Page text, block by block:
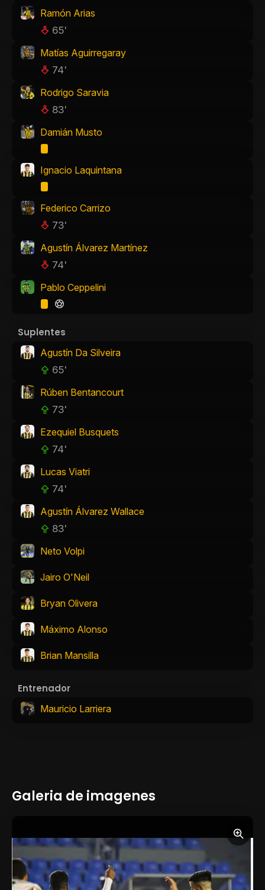
Ramón Arias
65'
Matías Aguirregaray
74'
Rodrigo Saravia
83'
Damián Musto
Ignacio Laquintana
Federico Carrizo
73'
Agustín Álvarez Martínez
74'
Pablo Ceppelini
Suplentes
Agustín Da Silveira
65'
Rúben Bentancourt
73'
Ezequiel Busquets
74'
Lucas Viatri
74'
Agustín Álvarez Wallace
83'
Neto Volpi
Jairo O'Neil
Bryan Olivera
Máximo Alonso
Brian Mansilla
Entrenador
Mauricio Larriera
Galeria de imagenes